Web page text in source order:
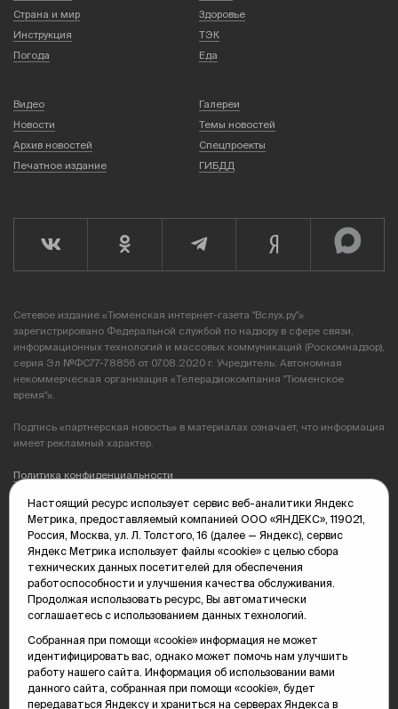
Страна и мир
Здоровье
Инструкция
ТЭК
Погода
Еда
Видео
Галереи
Новости
Темы новостей
Архив новостей
Спецпроекты
Печатное издание
ГИБДД
Сетевое издание «Тюменская интернет-газета "Вслух.ру"»
зарегистрировано Федеральной службой по надзору в сфере связи,
информационных технологий и массовых коммуникаций (Роскомнадзор),
серия Эл №ФС77-78856 от 07.08.2020 г. Учредитель: Автономная
некоммерческая организация «Телерадиокомпания "Тюменское
время"».
Подпись «партнерская новость» в материалах означает, что информация
имеет рекламный характер.
Политика конфиденциальности
Редакция: 625035, Тюмень, пр. Геологоразведчиков, 28А
(3452) 68-89-05
edit@vsluh.ru
Главный редактор: Панкина Т.Ю.
kika@vsluh.ru
По вопросам рекламы:
(3452) 68-89-78
kotovaev@sibinformburo.ru
mim@vsluh.ru
Настоящий ресурс использует сервис веб-аналитики Яндекс
Метрика, предоставляемый компанией ООО «ЯНДЕКС», 119021,
Россия, Москва, ул. Л. Толстого, 16 (далее — Яндекс), сервис
Яндекс Метрика использует файлы «cookie» с целью сбора
технических данных посетителей для обеспечения
работоспособности и улучшения качества обслуживания.
Продолжая использовать ресурс, Вы автоматически
соглашаетесь с использованием данных технологий.
Собранная при помощи «cookie» информация не может
идентифицировать вас, однако может помочь нам улучшить
работу нашего сайта. Информация об использовании вами
данного сайта, собранная при помощи «cookie», будет
передаваться Яндексу и храниться на серверах Яндекса в